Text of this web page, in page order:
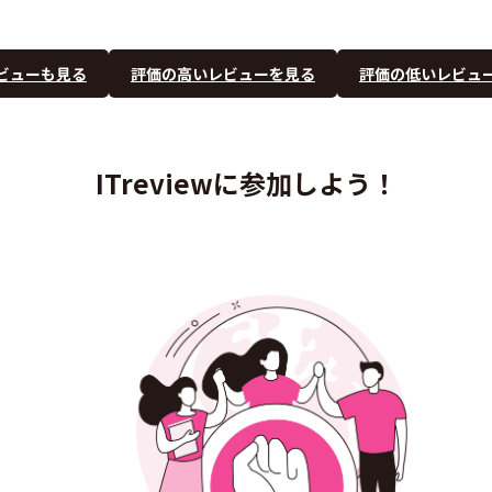
ューも見る 評価の高いレビューを見る 評価の低いレビュ
ITreviewに参加しよう！